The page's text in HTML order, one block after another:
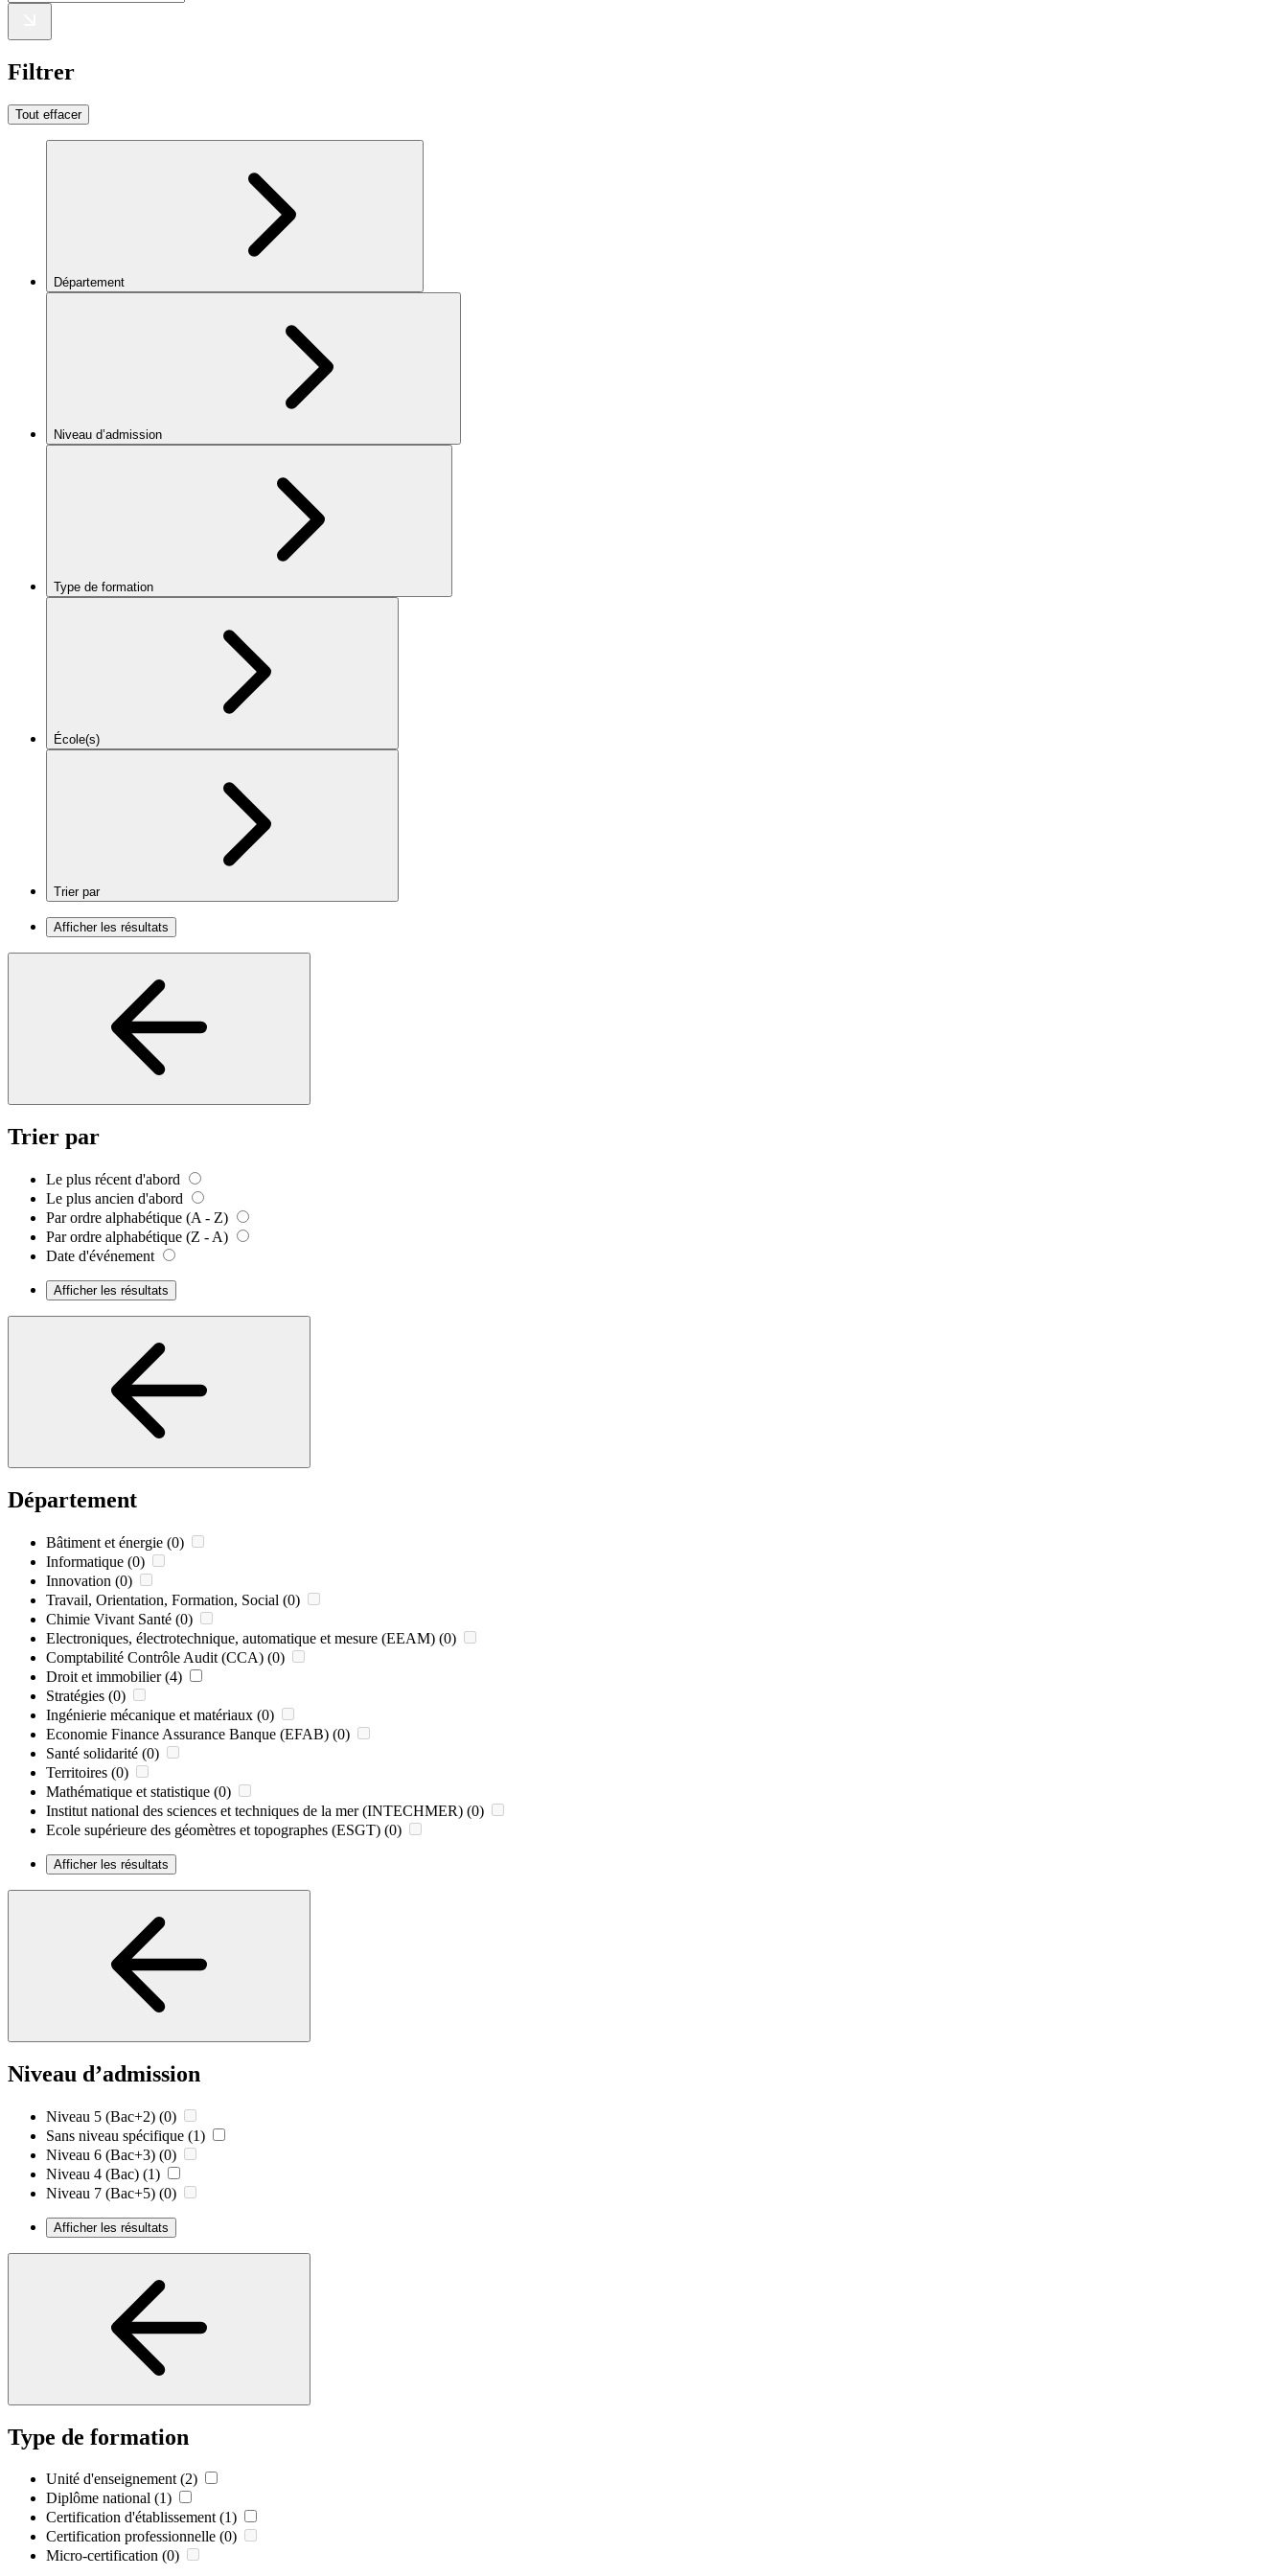
Filtrer
Tout effacer
Département
Niveau d’admission
Type de formation
École(s)
Trier par
Afficher les résultats
Trier par
Le plus récent d'abord
Le plus ancien d'abord
Par ordre alphabétique (A - Z)
Par ordre alphabétique (Z - A)
Date d'événement
Afficher les résultats
Département
Bâtiment et énergie (0)
Informatique (0)
Innovation (0)
Travail, Orientation, Formation, Social (0)
Chimie Vivant Santé (0)
Electroniques, électrotechnique, automatique et mesure (EEAM) (0)
Comptabilité Contrôle Audit (CCA) (0)
Droit et immobilier (4)
Stratégies (0)
Ingénierie mécanique et matériaux (0)
Economie Finance Assurance Banque (EFAB) (0)
Santé solidarité (0)
Territoires (0)
Mathématique et statistique (0)
Institut national des sciences et techniques de la mer (INTECHMER) (0)
Ecole supérieure des géomètres et topographes (ESGT) (0)
Afficher les résultats
Niveau d’admission
Niveau 5 (Bac+2) (0)
Sans niveau spécifique (1)
Niveau 6 (Bac+3) (0)
Niveau 4 (Bac) (1)
Niveau 7 (Bac+5) (0)
Afficher les résultats
Type de formation
Unité d'enseignement (2)
Diplôme national (1)
Certification d'établissement (1)
Certification professionnelle (0)
Micro-certification (0)